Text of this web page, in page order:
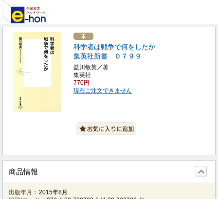
科学者は戦争で何をしたか
集英社新書 ０７９９
益川敏英／著
集英社
770円
現在ご注文できません
商品情報
出版年月： 2015年8月